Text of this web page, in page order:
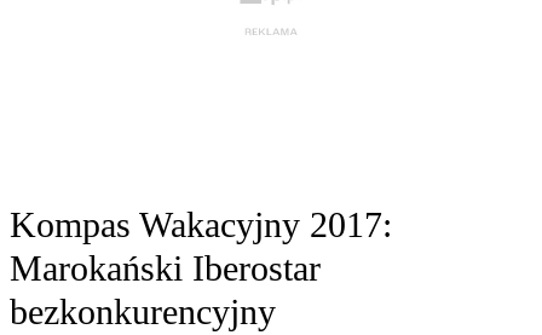
Kompas Wakacyjny 2017:
Marokański Iberostar
bezkonkurencyjny